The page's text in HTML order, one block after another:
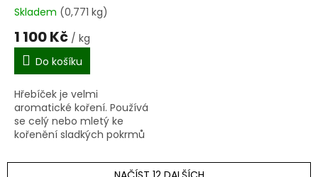
Skladem (0,771 kg)
1 100 Kč / kg
Do košíku
Hřebíček je velmi
aromatické koření. Používá
se celý nebo mletý ke
kořenění sladkých pokrmů
vánočního. Dále na tmavé